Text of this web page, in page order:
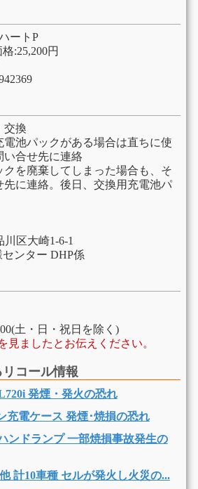
ートP
:25,200円
交換
電池パックがある場合は直ちに使
い合せ先に連絡
クを廃棄してしまった場合も、そ
に連絡。後日、交換用充電池パ
川区大崎1-6-1
ンター DHP係
土・日・祝日を除く)
見ましたとお伝えください。
コール情報
発煙・発火の恐れ
充電ケース 発煙･焼損の恐れ
ンドランプ 一部焼損事故発生の
計10車種 セルが発火し火災の...